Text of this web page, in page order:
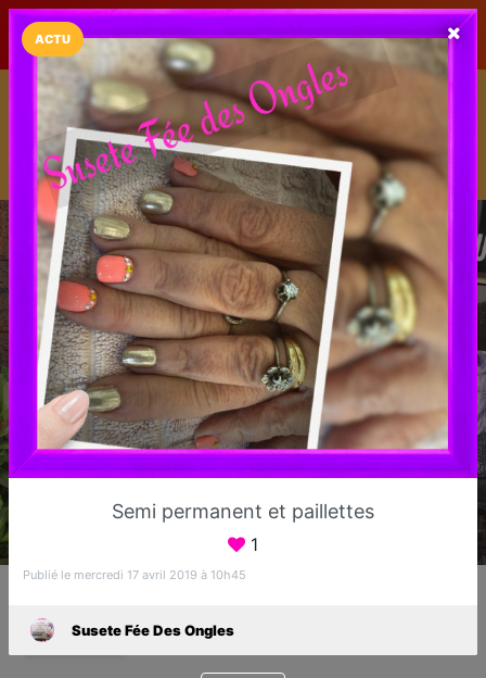
LaCarte Play Store
Installez l'App LaCarte
Téléchargez gratuitement l'app LaCarte pour suivre vos
commerces favoris et ne rien rater !
Télécharger Plus tard
Susete Fée Des Ongles
Sucy-en-Brie
ACTU
Semi permanent et paillettes
1
Publié le mercredi 17 avril 2019 à 10h45
Susete Fée Des Ongles